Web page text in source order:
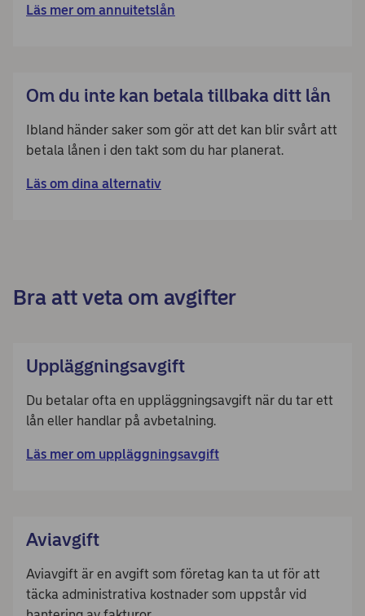
Läs mer om annuitetslån
Om du inte kan betala tillbaka ditt lån
Ibland händer saker som gör att det kan blir svårt att
betala lånen i den takt som du har planerat.
Läs om dina alternativ
Bra att veta om avgifter
Uppläggningsavgift
Du betalar ofta en uppläggningsavgift när du tar ett
lån eller handlar på avbetalning.
Läs mer om uppläggningsavgift
Aviavgift
Aviavgift är en avgift som företag kan ta ut för att
täcka administrativa kostnader som uppstår vid